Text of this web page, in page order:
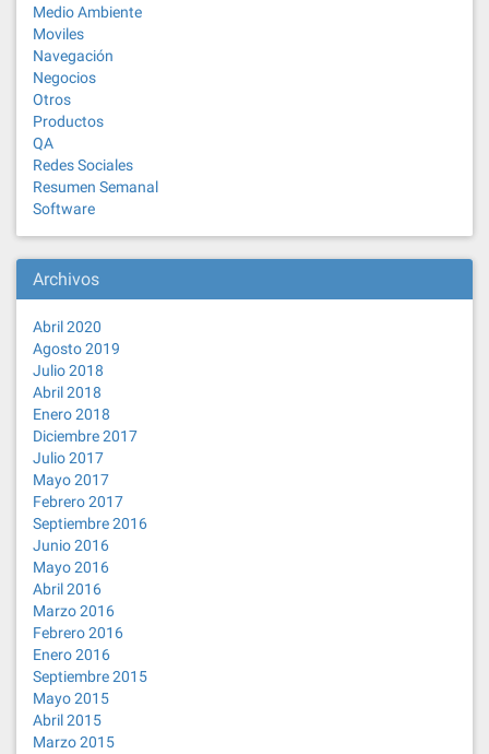
Medio Ambiente
Moviles
Navegación
Negocios
Otros
Productos
QA
Redes Sociales
Resumen Semanal
Software
Archivos
Abril 2020
Agosto 2019
Julio 2018
Abril 2018
Enero 2018
Diciembre 2017
Julio 2017
Mayo 2017
Febrero 2017
Septiembre 2016
Junio 2016
Mayo 2016
Abril 2016
Marzo 2016
Febrero 2016
Enero 2016
Septiembre 2015
Mayo 2015
Abril 2015
Marzo 2015